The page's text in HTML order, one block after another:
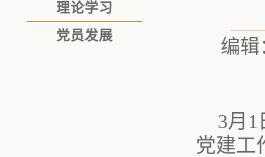
理论学习
党员发展
编辑
3月1
党建工